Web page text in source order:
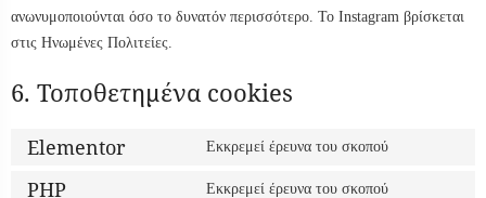
ανωνυμοποιούνται όσο το δυνατόν περισσότερο. Το Instagram βρίσκεται
στις Ηνωμένες Πολιτείες.
6. Τοποθετημένα cookies
Elementor Εκκρεμεί έρευνα του σκοπού
PHP Εκκρεμεί έρευνα του σκοπού